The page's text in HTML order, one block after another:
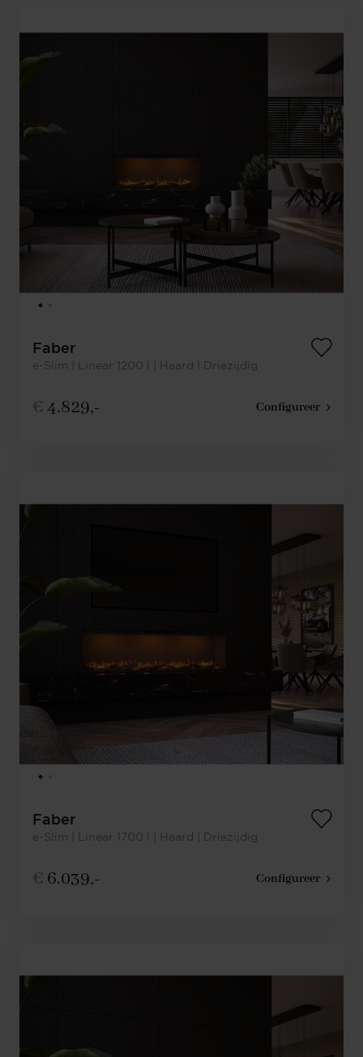
Faber
e-Slim | Linear 1200 l | Haard | Driezijdig
€4.829,- Configureer
Faber
e-Slim | Linear 1700 l | Haard | Driezijdig
€ 6.039,- Configureer